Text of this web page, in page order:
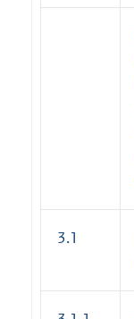
3.1